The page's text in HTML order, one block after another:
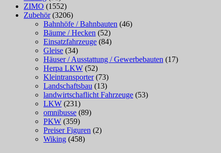
ZIMO (1552)
Zubehör (3206)
Bahnhöfe / Bahnbauten (46)
Bäume / Hecken (52)
Einsatzfahrzeuge (84)
Gleise (34)
Häuser / Ausstattung / Gewerbebauten (17)
Herpa LKW (52)
Kleintransporter (73)
Landschaftsbau (13)
landwirtschaflicht Fahrzeuge (53)
LKW (231)
omnibusse (89)
PKW (359)
Preiser Figuren (2)
Wiking (458)